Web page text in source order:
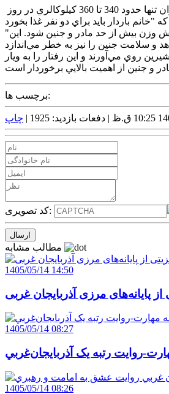
"دفتر بهبود تغذيه جامعه تأکيد کرد که مصرف بيش از حد مواد غذايي و پرکالري در دوران بارداري نه تنها باعث رشد عالي جنين نمي‌شود، بلکه مي‌تواند منجر به افزايش وزن بيش از حد مادر و جنين شود. اين
روي مي‌آورند و اين رفتار را به ويار
برچسب ها:
دفعات بازدید: 1925 | چاپ
کد تصویری:
1405/05/14 14:50
1405/05/14 08:27
روايت رتبه يک آذربايجان‌غربي
1405/05/14 08:26